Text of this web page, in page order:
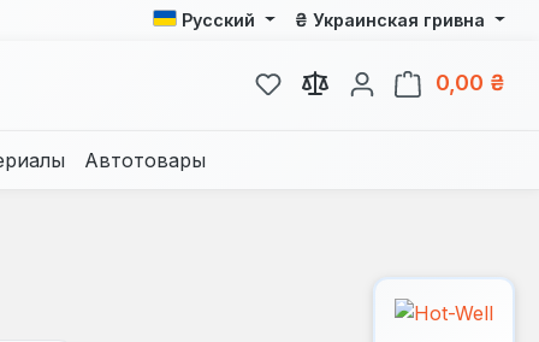
Русский ₴ Украинская гривна
У вас есть товары из
0,00 ₴
Автотовары